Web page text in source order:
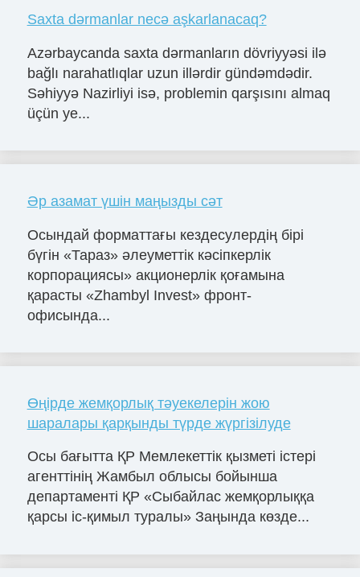
Saxta dərmanlar necə aşkarlanacaq?
Azərbaycanda saxta dərmanların dövriyyəsi ilə
bağlı narahatlıqlar uzun illərdir gündəmdədir.
Səhiyyə Nazirliyi isə, problemin qarşısını almaq
üçün ye...
Әр азамат үшін маңызды сәт
Осындай форматтағы кездесулердің бірі
бүгін «Тараз» әлеуметтік кәсіпкерлік
корпорациясы» акционерлік қоғамына
қарасты «Zhambyl Invest» фронт-
офисында...
Өңірде жемқорлық тәуекелерін жою
шаралары қарқынды түрде жүргізілуде
Осы бағытта ҚР Мемлекеттік қызметі істері
агенттінің Жамбыл облысы бойынша
департаменті ҚР «Сыбайлас жемқорлыққа
қарсы іс-қимыл туралы» Заңында көзде...